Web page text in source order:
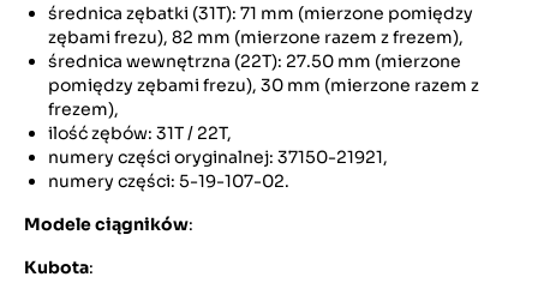
średnica zębatki (31T): 71 mm (mierzone pomiędzy
zębami frezu), 82 mm (mierzone razem z frezem),
średnica wewnętrzna (22T): 27.50 mm (mierzone
pomiędzy zębami frezu), 30 mm (mierzone razem z
frezem),
ilość zębów: 31T / 22T,
numery części oryginalnej: 37150-21921,
numery części: 5-19-107-02.
Modele ciągników:
Kubota: